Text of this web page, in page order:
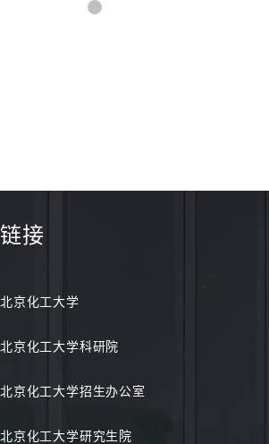
链接
北京化工大学
北京化工大学科研院
北京化工大学招生办公室
北京化工大学研究生院